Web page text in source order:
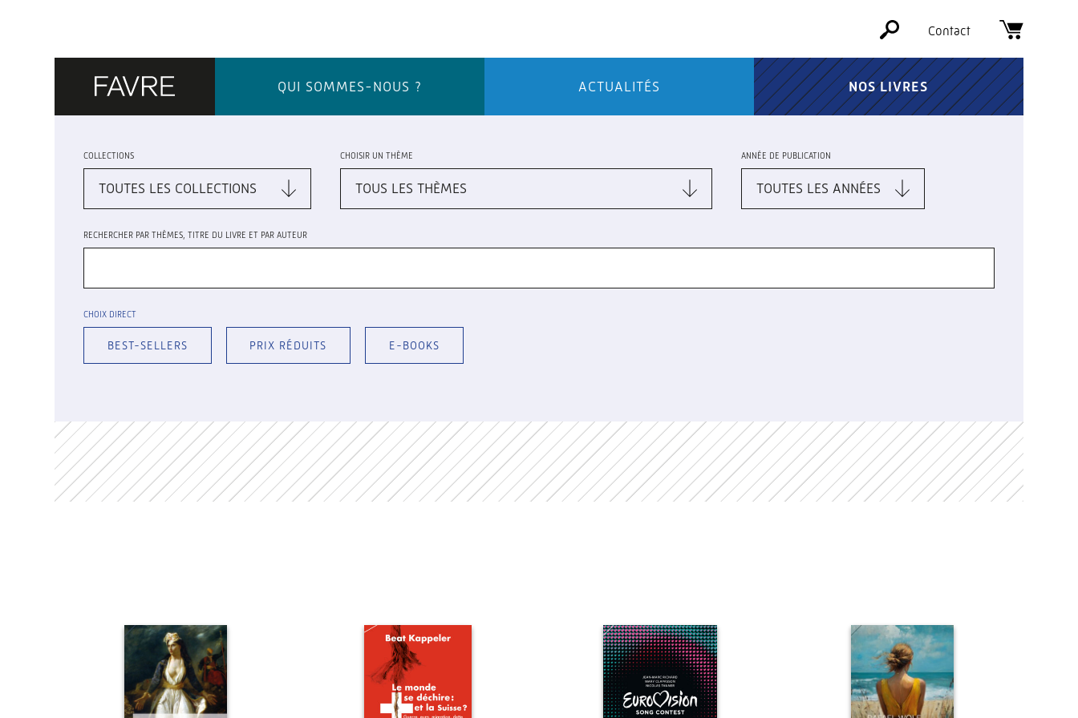
QUI SOMMES-NOUS ? ACTUALITÉS NOS LIVRES
Contact
COLLECTIONS CHOISIR UN THÈME ANNÉE DE PUBLICATION
RECHERCHER PAR THÈMES, TITRE DU LIVRE ET PAR AUTEUR
CHOIX DIRECT
BEST-SELLERS PRIX RÉDUITS E-BOOKS